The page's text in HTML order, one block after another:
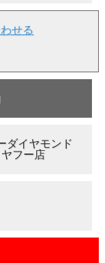
為に、モモサンゴ
。
)で、ボケサンゴ
いうのがありま
りいただけると思
側面部にあった
、斜めにカットさ
もあります。
不純物、黒・茶色
せる
ダイヤモンド
ヤフー店